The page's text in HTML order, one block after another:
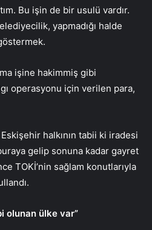
Bu işin de bir usulü vardır.
yapmadığı halde
işine hakimmiş gibi
operasyonu için verilen para,
halkının tabii ki iradesi
gelip sonuna kadar gayret
TOKİ’nin sağlam konutlarıyla
olunan ülke var”